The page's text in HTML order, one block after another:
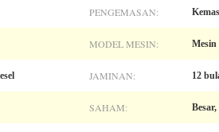
PENGEMASAN:
MODEL MESIN: Mesin
JAMINAN: 12
SAHAM: